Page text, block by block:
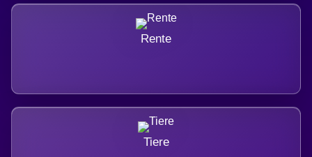
Rente
Tiere